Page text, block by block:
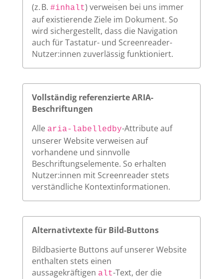
(z. B. #inhalt) verweisen bei uns immer
auf existierende Ziele im Dokument. So
wird sichergestellt, dass die Navigation
auch für Tastatur- und Screenreader-
Nutzer:innen zuverlässig funktioniert.
Vollständig referenzierte ARIA-
Beschriftungen
Alle aria-labelledby-Attribute auf
unserer Website verweisen auf
vorhandene und sinnvolle
Beschriftungselemente. So erhalten
Nutzer:innen mit Screenreader stets
verständliche Kontextinformationen.
Alternativtexte für Bild-Buttons
Bildbasierte Buttons auf unserer Website
enthalten stets einen
aussagekräftigen alt-Text, der die